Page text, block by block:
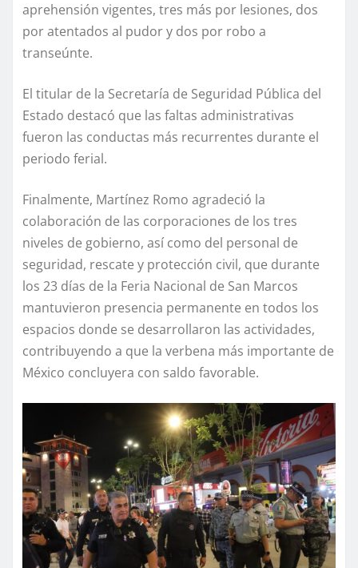
aprehensión vigentes, tres más por lesiones, dos
por atentados al pudor y dos por robo a
transeúnte.
El titular de la Secretaría de Seguridad Pública del
Estado destacó que las faltas administrativas
fueron las conductas más recurrentes durante el
periodo ferial.
Finalmente, Martínez Romo agradeció la
colaboración de las corporaciones de los tres
niveles de gobierno, así como del personal de
seguridad, rescate y protección civil, que durante
los 23 días de la Feria Nacional de San Marcos
mantuvieron presencia permanente en todos los
espacios donde se desarrollaron las actividades,
contribuyendo a que la verbena más importante de
México concluyera con saldo favorable.